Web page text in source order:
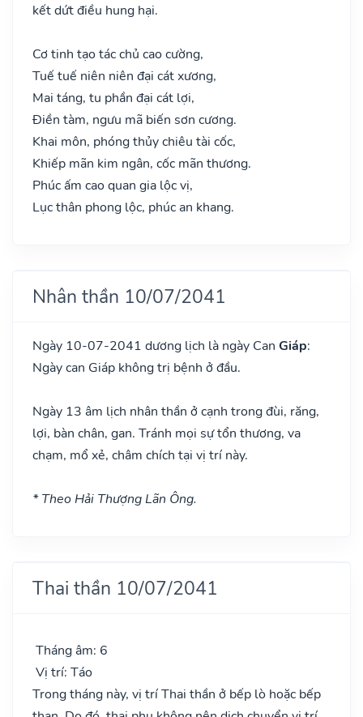
kết dứt điều hung hại.
Cơ tinh tạo tác chủ cao cường,
Tuế tuế niên niên đại cát xương,
Mai táng, tu phần đại cát lợi,
Điền tàm, ngưu mã biến sơn cương.
Khai môn, phóng thủy chiêu tài cốc,
Khiếp mãn kim ngân, cốc mãn thương.
Phúc ấm cao quan gia lộc vị,
Lục thân phong lộc, phúc an khang.
Nhân thần 10/07/2041
Ngày 10-07-2041 dương lịch là ngày Can Giáp:
Ngày can Giáp không trị bệnh ở đầu.
Ngày 13 âm lịch nhân thần ở cạnh trong đùi, răng,
lợi, bàn chân, gan. Tránh mọi sự tổn thương, va
chạm, mổ xẻ, châm chích tại vị trí này.
* Theo Hải Thượng Lãn Ông.
Thai thần 10/07/2041
Tháng âm: 6
Vị trí: Táo
Trong tháng này, vị trí Thai thần ở bếp lò hoặc bếp